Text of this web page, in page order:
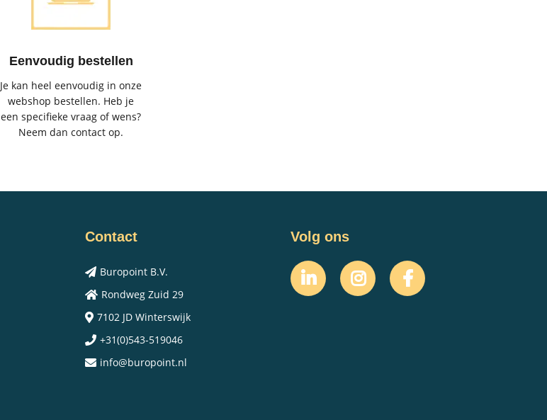
Eenvoudig bestellen
Je kan heel eenvoudig in onze
webshop bestellen. Heb je
een specifieke vraag of wens?
Neem dan contact op.
Contact
Buropoint B.V.
Rondweg Zuid 29
7102 JD Winterswijk
+31(0)543-519046
info@buropoint.nl
Volg ons